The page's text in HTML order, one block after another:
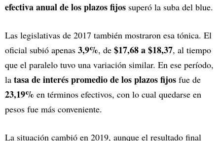
efectiva anual de los plazos fijos superó la suba del blue.
Las legislativas de 2017 también mostraron esa tónica. El
oficial subió apenas 3,9%, de $17,68 a $18,37, al tiempo
que el paralelo tuvo una variación similar. En ese período,
la tasa de interés promedio de los plazos fijos fue de
23,19% en términos efectivos, con lo cual quedarse en
pesos fue más conveniente.
La situación cambió en 2019, aunque el resultado final